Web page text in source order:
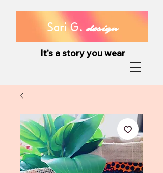
Sari G. design
It's a story you wear
It's a story you wear